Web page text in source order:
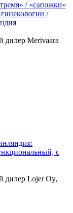
/ «сапожки»
/
Merivaara
с
Lojer Oy,